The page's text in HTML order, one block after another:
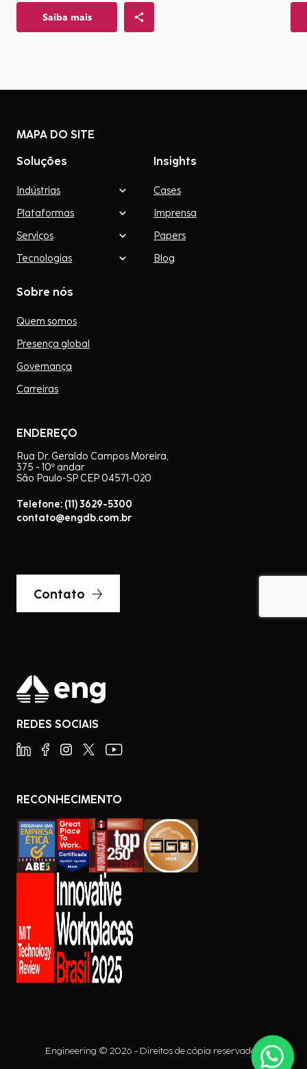
Saiba mais
MAPA DO SITE
Soluções
Indústrias
Plataformas
Serviços
Tecnologias
Insights
Cases
Imprensa
Papers
Blog
Sobre nós
Quem somos
Presença global
Governança
Carreiras
ENDEREÇO
Rua Dr. Geraldo Campos Moreira,
375 - 10º andar
São Paulo-SP CEP 04571-020
Telefone: (11) 3629-5300
contato@engdb.com.br
Contato
REDES SOCIAIS
RECONHECIMENTO
Engineering © 2026 - Direitos de cópia reservados.